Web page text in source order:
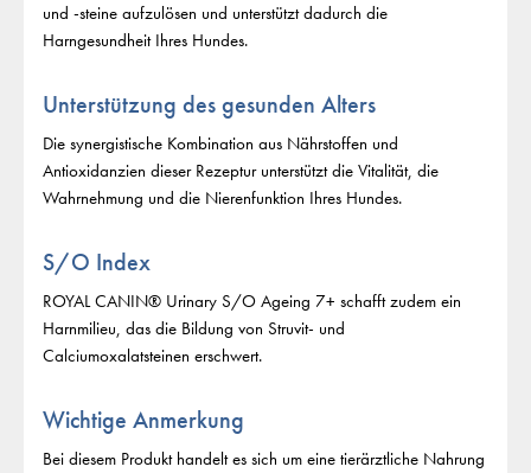
und -steine aufzulösen und unterstützt dadurch die
Harngesundheit Ihres Hundes.
Unterstützung des gesunden Alters
Die synergistische Kombination aus Nährstoffen und
Antioxidanzien dieser Rezeptur unterstützt die Vitalität, die
Wahrnehmung und die Nierenfunktion Ihres Hundes.
S/O Index
ROYAL CANIN® Urinary S/O Ageing 7+ schafft zudem ein
Harnmilieu, das die Bildung von Struvit- und
Calciumoxalatsteinen erschwert.
Wichtige Anmerkung
Bei diesem Produkt handelt es sich um eine tierärztliche Nahrung